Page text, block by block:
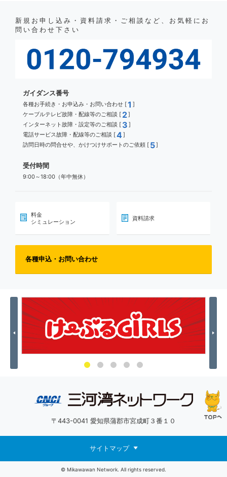
新規お申し込み・資料請求・ご相談など、お気軽にお
問い合わせ下さい
ガイダンス番号
各種お手続き・お申込み・お問い合わせ [1 ]
ケーブルテレビ故障・配線等のご相談 [ 2]
インターネット故障・設定等のご相談 [ 3 ]
電話サービス故障・配線等のご相談 [4]
訪問日時の問合せや、かけつけサポートのご依頼 [ 5]
受付時間
9:00～18:00（年中無休）
料金
シミュレーション
資料請求
各種申込・お問い合わせ
Previous Next
〒443-0041 愛知県蒲郡市宮成町３番１０
サイトマップ
© Mikawawan Network. All rights reserved.